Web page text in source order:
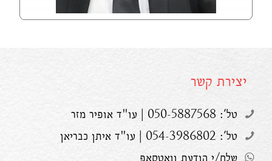
יצירת קשר
טל': 050-5887568 | עו"ד אופיר מזר
טל': 054-3986802 | עו"ד איתן כבריאן
שלח/י הודעת וואטסאפ